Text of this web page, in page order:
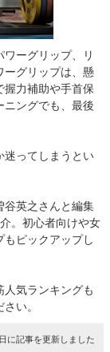
ーグリップ、リ
ーグリップは、懸
握力補助や手首保
ニングでも、最後
迷ってしまうとい
谷英之さんと編集
。初心者向けや女
ピックアップし
気ランキングも
い。
に記事を更新しました